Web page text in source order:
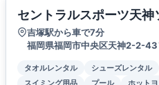
セントラルスポーツ天神
吉塚駅から車で7分
福岡県福岡市中央区天神2-2-43
タオルレンタル シューズレンタル
スイミング用品
プール ホット